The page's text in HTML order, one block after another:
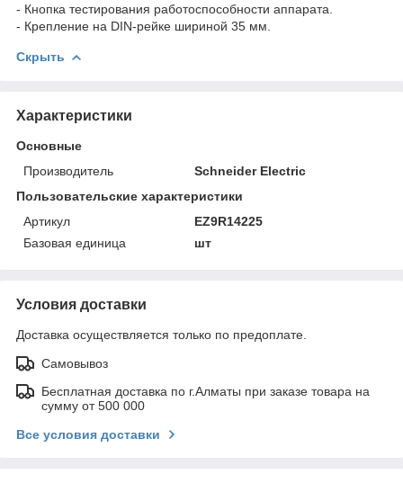
- Кнопка тестирования работоспособности аппарата.
- Крепление на DIN-рейке шириной 35 мм.
Скрыть
Характеристики
Основные
Производитель
Schneider Electric
Пользовательские характеристики
Артикул
EZ9R14225
Базовая единица
шт
Условия доставки
Доставка осуществляется только по предоплате.
Самовывоз
Бесплатная доставка по г.Алматы при заказе товара на
сумму от 500 000
Все условия доставки